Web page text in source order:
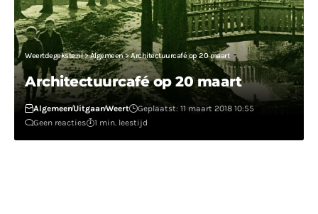
Weertdegekste.nl>Algemeen>Architectuurcafé op 20 maart
Architectuurcafé op 20 maart
AlgemeenUitgaanWeert
Geplaatst: 11 maart 2018 10:55
Geen reacties
1 min. leestijd